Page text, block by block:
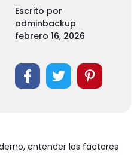
Escrito por
adminbackup
febrero 16, 2026
entender los factores